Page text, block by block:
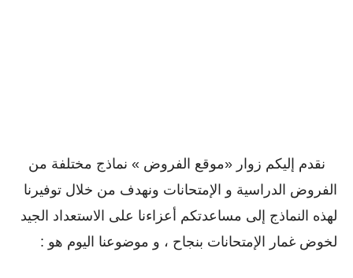
نقدم إليكم زوار «موقع الفروض » نماذج مختلفة من
الفروض الدراسية و الإمتحانات ونهدف من خلال توفيرنا
لهذه النماذج إلى مساعدتكم أعزاءنا على الاستعداد الجيد
لخوض غمار الإمتحانات بنجاح ، و موضوعنا اليوم هو :